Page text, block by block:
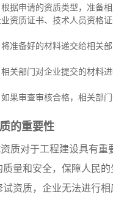
据申请的资质类型，准备
资质证书、技术人员资格
准备好的材料递交给相关
关部门对企业提交的材料
果审查审核合格，相关部
的重要性
质对于工程建设具有重
量和安全，保障人民
资质，企业无法进行相